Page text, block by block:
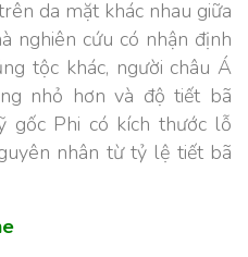
da mặt khác nhau giữa
nghiên cứu có nhận định
tộc khác, người châu Á
nhỏ hơn và độ tiết bã
gốc Phi có kích thước lỗ
nhân từ tỷ lệ tiết bã